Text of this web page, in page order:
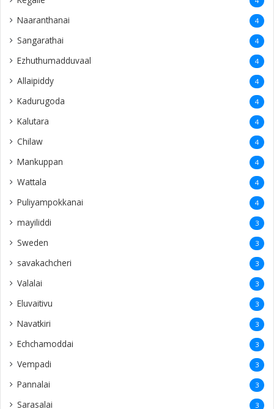
Naaranthanai 4
Sangarathai 4
Ezhuthumadduvaal 4
Allaipiddy 4
Kadurugoda 4
Kalutara 4
Chilaw 4
Mankuppan 4
Wattala 4
Puliyampokkanai 4
mayiliddi 3
Sweden 3
savakachcheri 3
Valalai 3
Eluvaitivu 3
Navatkiri 3
Echchamoddai 3
Vempadi 3
Pannalai 3
Sarasalai 3